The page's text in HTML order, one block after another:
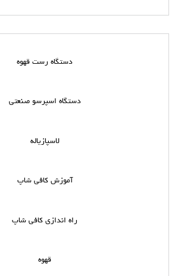
دستگاه رست قهوه
دستگاه اسپرسو صنعتی
لاسپازیاله
آموزش کافی شاپ
راه اندازی کافی شاپ
قهوه